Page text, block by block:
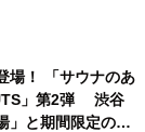
場！ 「サウナのあ
」第2弾 渋谷
」と期間限定のコ